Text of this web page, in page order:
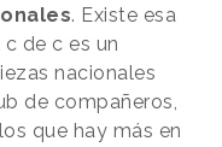
. Existe esa
c de c es un
nacionales
de compañeros,
que hay más en